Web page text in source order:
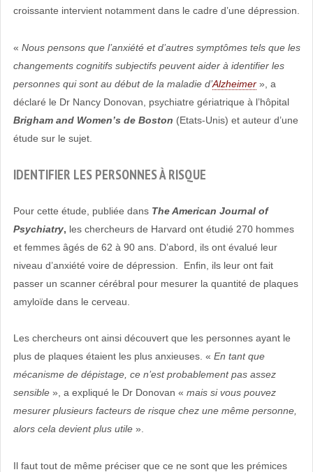
croissante intervient notamment dans le cadre d’une dépression.
« Nous pensons que l’anxiété et d’autres symptômes tels que les
changements cognitifs subjectifs peuvent aider à identifier les
personnes qui sont au début de la maladie d’Alzheimer », a
déclaré le Dr Nancy Donovan, psychiatre gériatrique à l’hôpital
Brigham and Women’s de Boston (Etats-Unis) et auteur d’une
étude sur le sujet.
IDENTIFIER LES PERSONNES À RISQUE
Pour cette étude, publiée dans The American Journal of
Psychiatry, les chercheurs de Harvard ont étudié 270 hommes
et femmes âgés de 62 à 90 ans. D’abord, ils ont évalué leur
niveau d’anxiété voire de dépression. Enfin, ils leur ont fait
passer un scanner cérébral pour mesurer la quantité de plaques
amyloïde dans le cerveau.
Les chercheurs ont ainsi découvert que les personnes ayant le
plus de plaques étaient les plus anxieuses. « En tant que
mécanisme de dépistage, ce n’est probablement pas assez
sensible», a expliqué le Dr Donovan « mais si vous pouvez
mesurer plusieurs facteurs de risque chez une même personne,
alors cela devient plus utile».
Il faut tout de même préciser que ce ne sont que les prémices